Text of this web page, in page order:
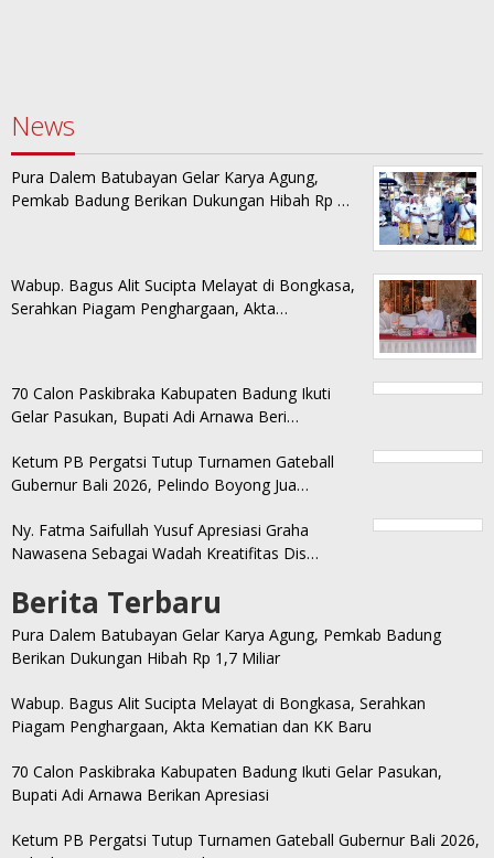
News
Pura Dalem Batubayan Gelar Karya Agung,
Pemkab Badung Berikan Dukungan Hibah Rp …
Wabup. Bagus Alit Sucipta Melayat di Bongkasa,
Serahkan Piagam Penghargaan, Akta…
70 Calon Paskibraka Kabupaten Badung Ikuti
Gelar Pasukan, Bupati Adi Arnawa Beri…
Ketum PB Pergatsi Tutup Turnamen Gateball
Gubernur Bali 2026, Pelindo Boyong Jua…
Ny. Fatma Saifullah Yusuf Apresiasi Graha
Nawasena Sebagai Wadah Kreatifitas Dis…
Berita Terbaru
Pura Dalem Batubayan Gelar Karya Agung, Pemkab Badung
Berikan Dukungan Hibah Rp 1,7 Miliar
Wabup. Bagus Alit Sucipta Melayat di Bongkasa, Serahkan
Piagam Penghargaan, Akta Kematian dan KK Baru
70 Calon Paskibraka Kabupaten Badung Ikuti Gelar Pasukan,
Bupati Adi Arnawa Berikan Apresiasi
Ketum PB Pergatsi Tutup Turnamen Gateball Gubernur Bali 2026,